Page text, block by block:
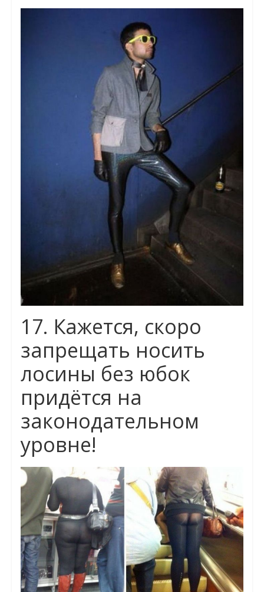
17. Кажется, скоро
запрещать носить
лосины без юбок
придётся на
законодательном
уровне!